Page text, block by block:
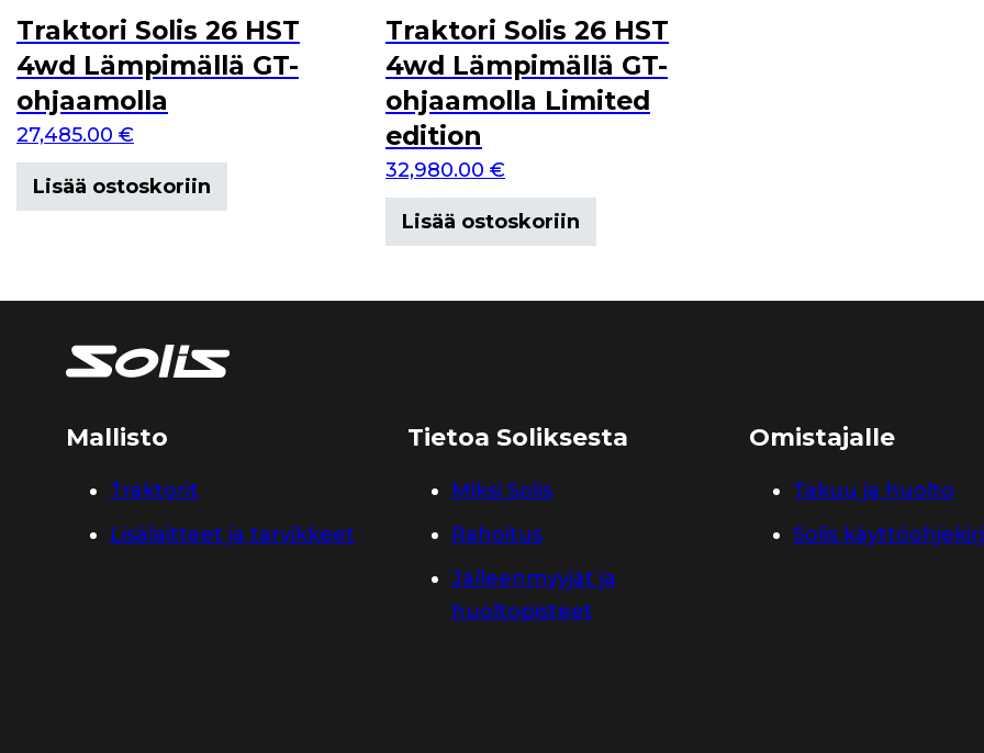
Traktori Solis 26 HST
4wd Lämpimällä GT-
ohjaamolla
27,485.00 €
Lisää ostoskoriin
Traktori Solis 26 HST
4wd Lämpimällä GT-
ohjaamolla Limited
edition
32,980.00 €
Lisää ostoskoriin
Mallisto
Traktorit
Lisälaitteet ja tarvikkeet
Tietoa Soliksesta
Miksi Solis
Rahoitus
Jälleenmyyjät ja
huoltopisteet
Omistajalle
Takuu ja huolto
Solis